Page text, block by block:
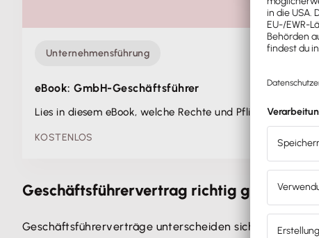
Unternehmensführung
eBook: GmbH-Geschäftsführer
Lies in diesem eBook, welche Rechte und Pflichten du
KOSTENLOS
Geschäftsführervertrag richtig gestalten
Geschäftsführerverträge unterscheiden sich vor allem